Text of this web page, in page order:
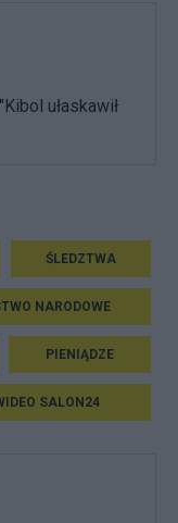
ułaskawił
ŚLEDZTWA
NARODOWE
PIENIĄDZE
SALON24